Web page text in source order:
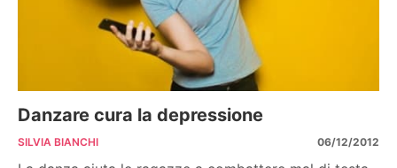
Danzare cura la depressione
SILVIA BIANCHI 06/12/2012